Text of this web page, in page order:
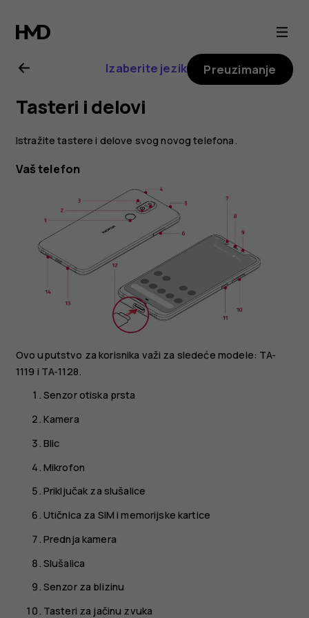
Nokia
8.1
uputstvo
za
korisnika
Izaberite jezik Preuzimanje
Tasteri i delovi
Istražite tastere i delove svog novog telefona.
Vaš telefon
Ovo uputstvo za korisnika važi za sledeće modele: TA-
1119 i TA-1128.
Senzor otiska prsta
Kamera
Blic
Mikrofon
Priključak za slušalice
Utičnica za SIM i memorijske kartice
Prednja kamera
Slušalica
Senzor za blizinu
Tasteri za jačinu zvuka